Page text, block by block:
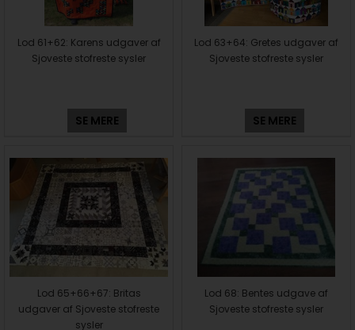
Lod 61+62: Karens udgaver af
Sjoveste stofreste sysler
SE MERE
Lod 63+64: Gretes udgaver af
Sjoveste stofreste sysler
SE MERE
Lod 65+66+67: Britas
udgaver af Sjoveste stofreste
sysler
Lod 68: Bentes udgave af
Sjoveste stofreste sysler